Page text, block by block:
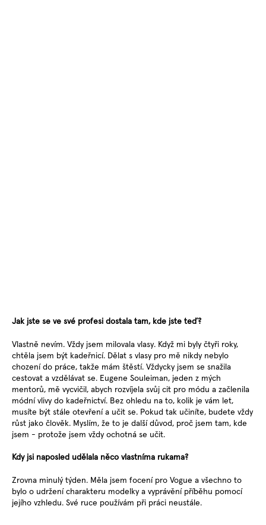
Jak jste se ve své profesi dostala tam, kde jste teď?
Vlastně nevím. Vždy jsem milovala vlasy. Když mi byly čtyři roky,
chtěla jsem být kadeřnicí. Dělat s vlasy pro mě nikdy nebylo
chození do práce, takže mám štěstí. Vždycky jsem se snažila
cestovat a vzdělávat se. Eugene Souleiman, jeden z mých
mentorů, mě vycvičil, abych rozvíjela svůj cit pro módu a začlenila
módní vlivy do kadeřnictví. Bez ohledu na to, kolik je vám let,
musíte být stále otevření a učit se. Pokud tak učiníte, budete vždy
růst jako člověk. Myslím, že to je další důvod, proč jsem tam, kde
jsem - protože jsem vždy ochotná se učit.
Kdy jsi naposled udělala něco vlastníma rukama?
Zrovna minulý týden. Měla jsem focení pro Vogue a všechno to
bylo o udržení charakteru modelky a vyprávění příběhu pomocí
jejího vzhledu. Své ruce používám při práci neustále.